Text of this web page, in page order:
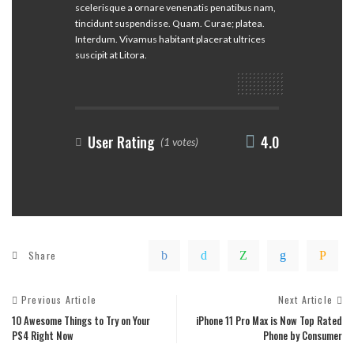
scelerisque a ornare venenatis penatibus nam,
tincidunt suspendisse. Quam. Curae; platea.
Interdum. Vivamus habitant placerat ultrices
suscipit at Litora.
User Rating (1 votes) 4.0
Share
Previous Article
10 Awesome Things to Try on Your
PS4 Right Now
Next Article
iPhone 11 Pro Max is Now Top Rated
Phone by Consumer